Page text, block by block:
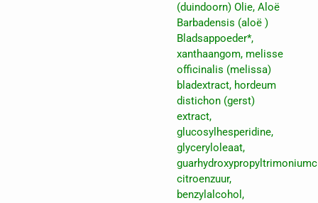
(duindoorn) Olie, Aloë
Barbadensis (aloë )
Bladsappoeder*,
xanthaangom, melisse
officinalis (melissa)
bladextract, hordeum
distichon (gerst)
extract,
glucosylhesperidine,
glyceryloleaat,
citroenzuur,
benzylalcohol,